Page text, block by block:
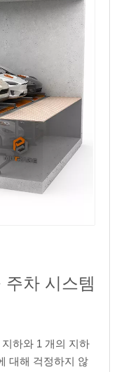
주차 시스템
하와 1 개의 지하
대해 걱정하지 않